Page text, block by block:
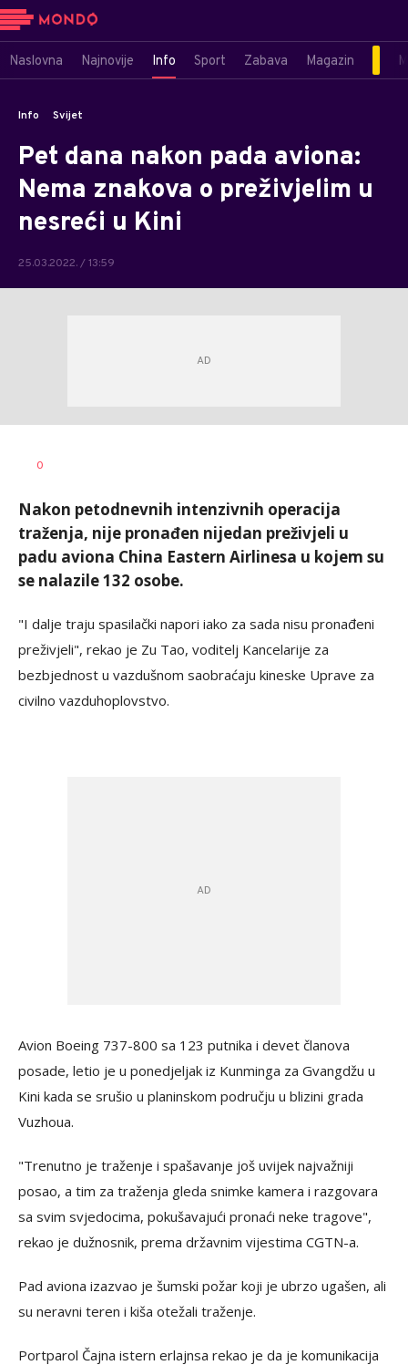
Naslovna Najnovije Info Sport Zabava Magazin
Info Svijet
Pet dana nakon pada aviona:
Nema znakova o preživjelim u
nesreći u Kini
25.03.2022. / 13:59
AUTOR
0
Nakon petodnevnih intenzivnih operacija
traženja, nije pronađen nijedan preživjeli u
padu aviona China Eastern Airlinesa u kojem su
se nalazile 132 osobe.
"I dalje traju spasilački napori iako za sada nisu pronađeni
preživjeli", rekao je Zu Tao, voditelj Kancelarije za
bezbjednost u vazdušnom saobraćaju kineske Uprave za
civilno vazduhoplovstvo.
Avion Boeing 737-800 sa 123 putnika i devet članova
posade, letio je u ponedjeljak iz Kunminga za Gvangdžu u
Kini kada se srušio u planinskom području u blizini grada
Vuzhoua.
"Trenutno je traženje i spašavanje još uvijek najvažniji
posao, a tim za traženja gleda snimke kamera i razgovara
sa svim svjedocima, pokušavajući pronaći neke tragove",
rekao je dužnosnik, prema državnim vijestima CGTN-a.
Pad aviona izazvao je šumski požar koji je ubrzo ugašen, ali
su neravni teren i kiša otežali traženje.
Portparol Čajna istern erlajnsa rekao je da je komunikacija